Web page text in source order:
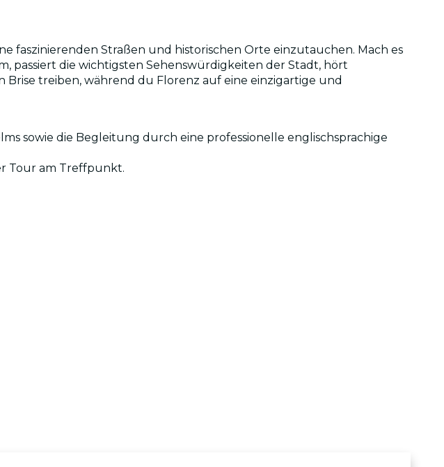
faszinierenden Straßen und historischen Orte einzutauchen. Mach es
passiert die wichtigsten Sehenswürdigkeiten der Stadt, hört
Brise treiben, während du Florenz auf eine einzigartige und
sowie die Begleitung durch eine professionelle englischsprachige
Tour am Treffpunkt.